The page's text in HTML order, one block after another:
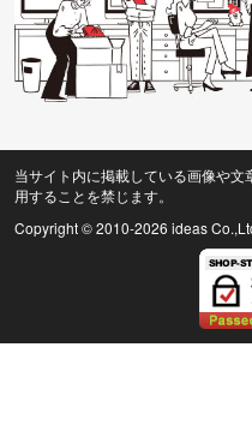
当サイト内に掲載している画像や
用することを禁じます。
Copyright © 2010-2026 ideas